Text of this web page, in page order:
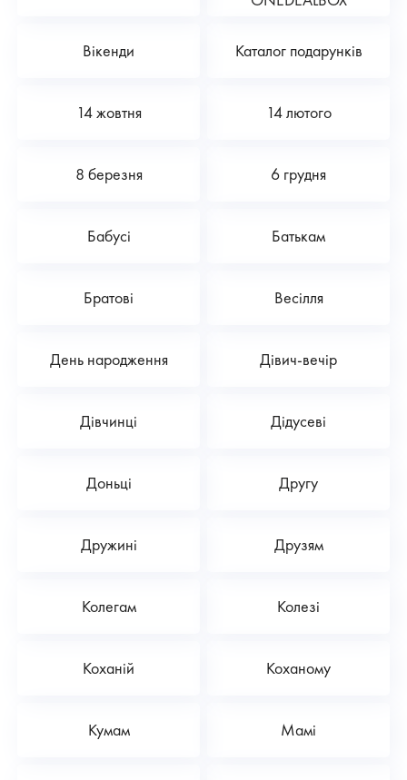
Вікенди Каталог подарунків
14 жовтня 14 лютого
8 березня 6 грудня
Бабусі Батькам
Братові Весілля
День народження Дівич-вечір
Дівчинці Дідусеві
Доньці Другу
Дружині Друзям
Колегам Колезі
Коханій Коханому
Кумам Мамі